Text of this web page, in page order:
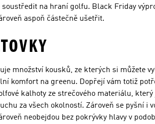
na hraní golfu. Black Friday
aspoň částečně ušetřit.
množství kousků, ze kterých si můžete
komfort na greenu. Dopřejí vám totiž
kalhoty ze strečového materiálu,
za všech okolností. Zároveň se pyšní i
neobejdou bez pokrývky hlavy v